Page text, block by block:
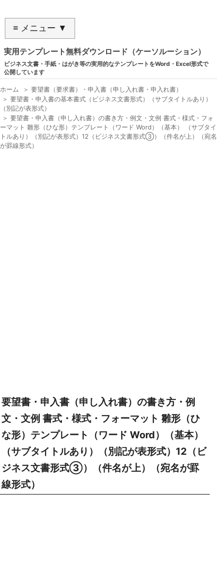
≡ メニュー ▼
実用テンプレート無料ダウンロード（ケーソルーション）
ビジネス文書・手紙・はがき等の実用的なテンプレートをWord・Excel形式で
公開しています
ホーム ＞ 要望書（要求書）・申入書（申し入れ書・申入れ書）
＞ 要望書・申入書の基本書式（ビジネス文書形式）（サブタイトルあり）
（別記が表形式）
＞ 要望書・申入書（申し入れ書）の書き方・例文・文例 書式・様式・フォ
ーマット 雛形（ひな形）テンプレート（ワード Word）（基本） （サブタイ
トルあり）（別記が表形式）12（ビジネス文書形式③）（件名が上）（宛名
が罫線形式）
要望書・申入書（申し入れ書）の書き方・例
文・文例 書式・様式・フォーマット 雛形（ひ
な形）テンプレート（ワード Word）（基本）
（サブタイトルあり）（別記が表形式）12（ビ
ジネス文書形式③）（件名が上）（宛名が罫
線形式）